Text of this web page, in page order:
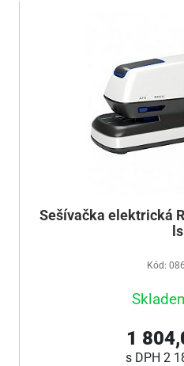
Sešívačka elektrická
ls
Kód:
1
s DPH 2